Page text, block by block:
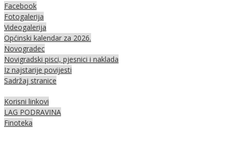
Facebook
Fotogalerija
Videogalerija
Općinski kalendar za 2026.
Novogradec
Novigradski pisci, pjesnici i naklada
Iz najstarije povijesti
Sadržaj stranice
Korisni linkovi
LAG PODRAVINA
Finoteka